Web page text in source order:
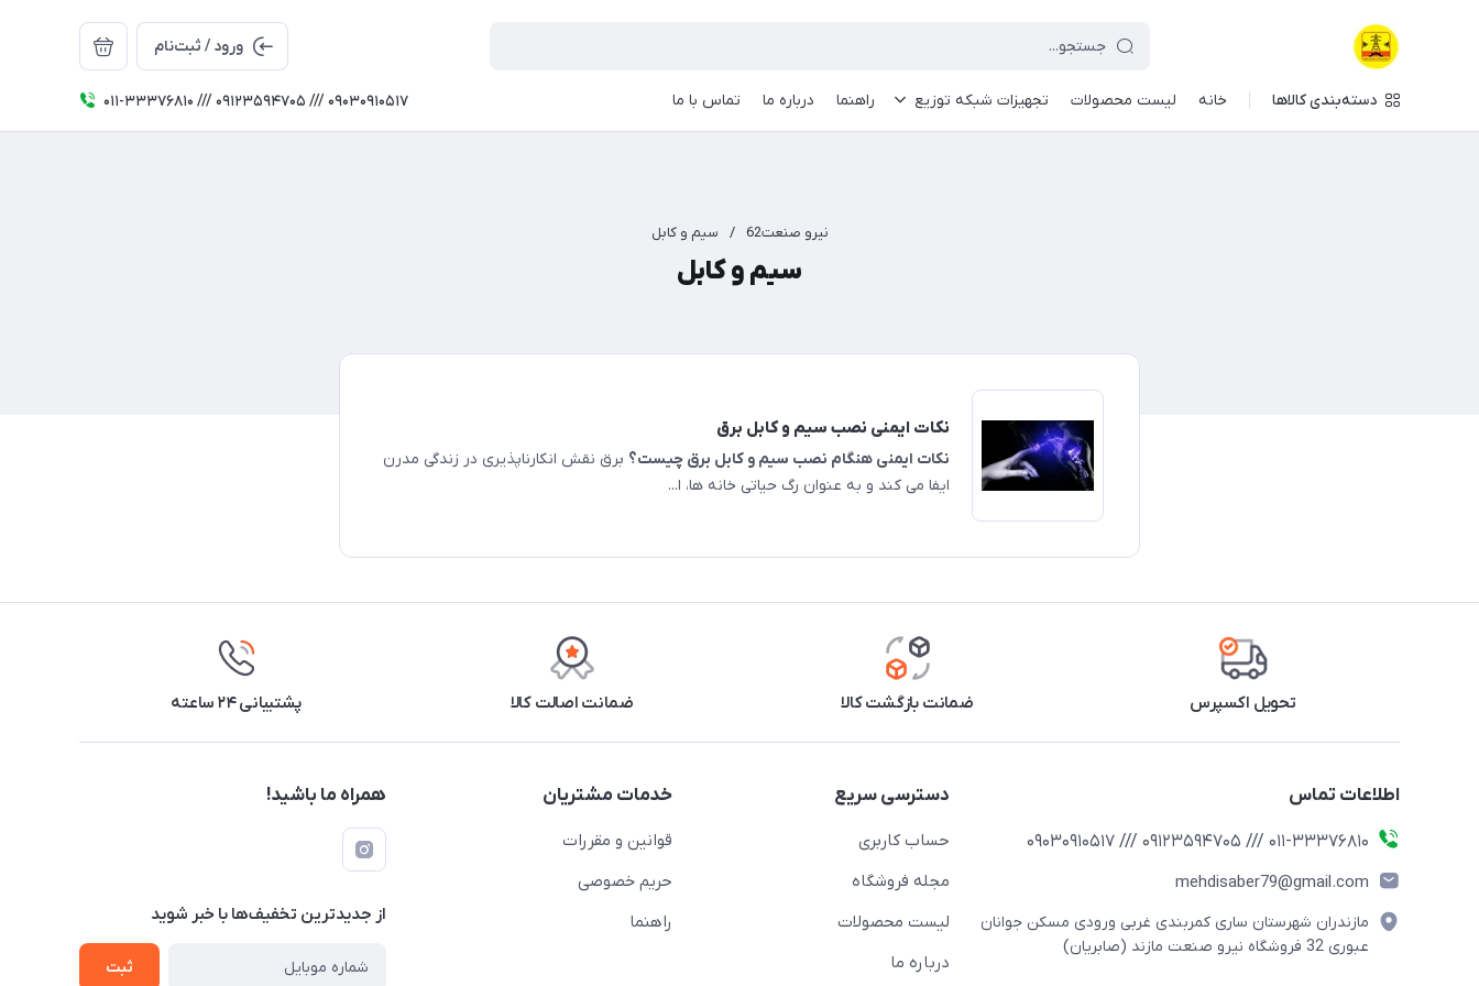
ورود / ثبت‌نام
دسته‌بندی کالاها خانه لیست محصولات تجهیزات شبکه توزیع راهنما درباره ما تماس با ما 011-33376810 /// 09123594705 /// 09030910517
نیرو صنعت62 / سیم و کابل
سیم و کابل
نکات ایمنی نصب سیم و کابل برق
نکات ایمنی هنگام نصب سیم و کابل برق چیست؟ برق نقش انکارناپذیری در زندگی مدرن
ایفا می کند و به عنوان رگ حیاتی خانه ها، ا...
تحویل اکسپرس ضمانت بازگشت کالا ضمانت اصالت کالا پشتیبانی ۲۴ ساعته
اطلاعات تماس
011-33376810 /// 09123594705 /// 09030910517
mehdisaber79@gmail.com
مازندران شهرستان ساری کمربندی غربی ورودی مسکن جوانان
عبوری 32 فروشگاه نیرو صنعت مازند (صابریان)
دسترسی سریع
حساب کاربری
مجله فروشگاه
لیست محصولات
درباره ما
خدمات مشتریان
قوانین و مقررات
حریم خصوصی
راهنما
همراه ما باشید!
از جدید‌ترین تخفیف‌ها با‌ خبر شوید
ثبت